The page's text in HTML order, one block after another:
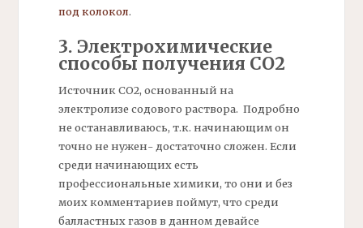
под колокол.
3. Электрохимические
способы получения СО2
Источник СО2, основанный на
электролизе содового раствора. Подробно
не останавливаюсь, т.к. начинающим он
точно не нужен- достаточно сложен. Если
среди начинающих есть
профессиональные химики, то они и без
моих комментариев поймут, что среди
балластных газов в данном девайсе